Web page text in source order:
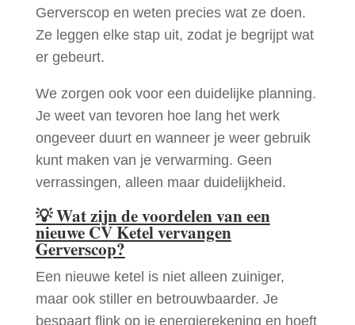
Gerverscop en weten precies wat ze doen.
Ze leggen elke stap uit, zodat je begrijpt wat
er gebeurt.
We zorgen ook voor een duidelijke planning.
Je weet van tevoren hoe lang het werk
ongeveer duurt en wanneer je weer gebruik
kunt maken van je verwarming. Geen
verrassingen, alleen maar duidelijkheid.
💡Wat zijn de voordelen van een
nieuwe CV Ketel vervangen
Gerverscop?
Een nieuwe ketel is niet alleen zuiniger,
maar ook stiller en betrouwbaarder. Je
bespaart flink op je energierekening en hoeft